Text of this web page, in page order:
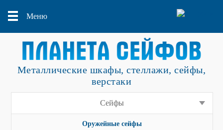
Меню
Металлические шкафы, стеллажи, сейфы,
верстаки
Сейфы
Оружейные сейфы